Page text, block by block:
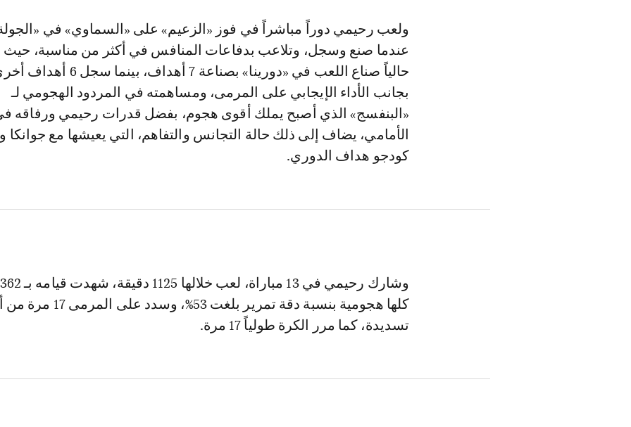
عندما صنع وسجل، وتلاعب بدفاعات المنافس في أكثر من مناسبة، حيث
حالياً صناع اللعب في «دورينا» بصناعة 7 أهداف، بينما سجل
بجانب الأداء الإيجابي على المرمى، ومساهمته في المردود الهجومي لـ
«البنفسج» الذي أصبح يملك أقوى هجوم، بفضل قدرات رحيمي ورفاقه
الأمامي، يضاف إلى ذلك حالة التجانس والتفاهم، التي يعيشها مع جوانكا
كودجو هداف الدوري.
تسديدة، كما مرر الكرة طولياً 17 مرة.